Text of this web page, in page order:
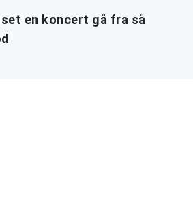
en koncert gå fra så